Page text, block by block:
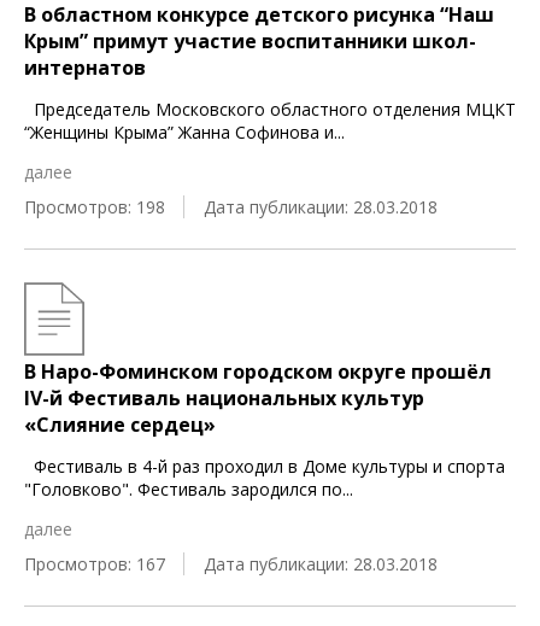
В областном конкурсе детского рисунка “Наш
Крым” примут участие воспитанники школ-
интернатов
Председатель Московского областного отделения МЦКТ
“Женщины Крыма” Жанна Софинова и...
далее
Просмотров: 198
Дата публикации: 28.03.2018
В Наро-Фоминском городском округе прошёл
IV-й Фестиваль национальных культур
«Слияние сердец»
Фестиваль в 4-й раз проходил в Доме культуры и спорта
"Головково". Фестиваль зародился по...
далее
Просмотров: 167
Дата публикации: 28.03.2018